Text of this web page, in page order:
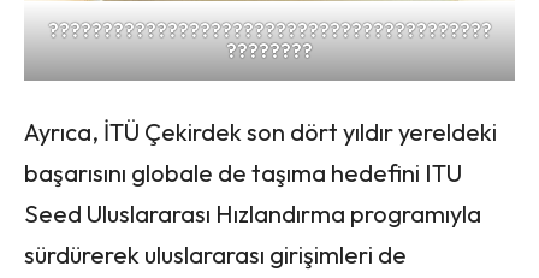
?????????????????????????????????????????
????????
Ayrıca, İTÜ Çekirdek son dört yıldır yereldeki
başarısını globale de taşıma hedefini ITU
Seed Uluslararası Hızlandırma programıyla
sürdürerek uluslararası girişimleri de